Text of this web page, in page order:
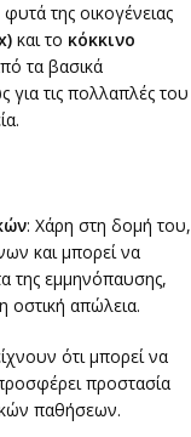
της οικογένειας
και το κόκκινο
τα βασικά
για τις πολλαπλές του
: Χάρη στη δομή του,
και μπορεί να
της εμμηνόπαυσης,
οστική απώλεια.
ότι μπορεί να
προστασία
παθήσεων.